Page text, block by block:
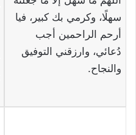
سهلًا، وكرمي بك كبير، فيا
أرحم الراحمين أجب
دُعائي، وارزقني التوفيق
والنجاح.